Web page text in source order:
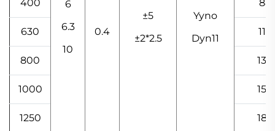
6
6.3
10
0.4
±5
±2*2.5
Yyno
Dyn11
400
630
800
1000
1250